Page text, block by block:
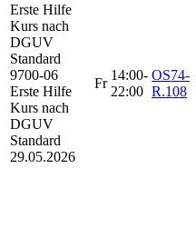
Erste Hilfe
Kurs nach
DGUV
Standard
9700-06
Erste Hilfe
Kurs nach
DGUV
Standard
29.05.2026
Fr
14:00-
22:00
OS74-
R.108